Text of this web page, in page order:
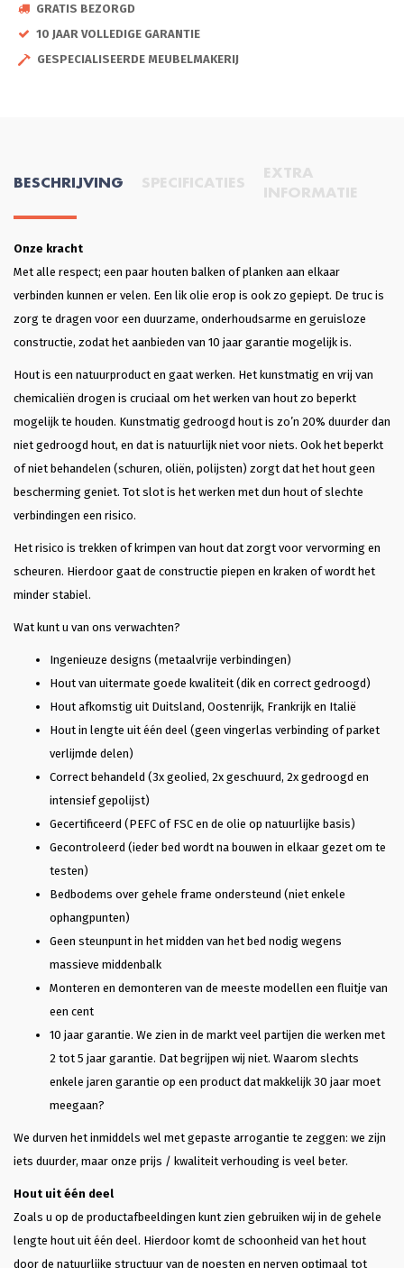
GRATIS BEZORGD
10 JAAR VOLLEDIGE GARANTIE
GESPECIALISEERDE MEUBELMAKERIJ
BESCHRIJVING SPECIFICATIES
EXTRA
INFORMATIE
Onze kracht
Met alle respect; een paar houten balken of planken aan elkaar
verbinden kunnen er velen. Een lik olie erop is ook zo gepiept. De truc is
zorg te dragen voor een duurzame, onderhoudsarme en geruisloze
constructie, zodat het aanbieden van 10 jaar garantie mogelijk is.
Hout is een natuurproduct en gaat werken. Het kunstmatig en vrij van
chemicaliën drogen is cruciaal om het werken van hout zo beperkt
mogelijk te houden. Kunstmatig gedroogd hout is zo’n 20% duurder dan
niet gedroogd hout, en dat is natuurlijk niet voor niets. Ook het beperkt
of niet behandelen (schuren, oliën, polijsten) zorgt dat het hout geen
bescherming geniet. Tot slot is het werken met dun hout of slechte
verbindingen een risico.
Het risico is trekken of krimpen van hout dat zorgt voor vervorming en
scheuren. Hierdoor gaat de constructie piepen en kraken of wordt het
minder stabiel.
Wat kunt u van ons verwachten?
Ingenieuze designs (metaalvrije verbindingen)
Hout van uitermate goede kwaliteit (dik en correct gedroogd)
Hout afkomstig uit Duitsland, Oostenrijk, Frankrijk en Italië
Hout in lengte uit één deel (geen vingerlas verbinding of parket
verlijmde delen)
Correct behandeld (3x geolied, 2x geschuurd, 2x gedroogd en
intensief gepolijst)
Gecertificeerd (PEFC of FSC en de olie op natuurlijke basis)
Gecontroleerd (ieder bed wordt na bouwen in elkaar gezet om te
testen)
Bedbodems over gehele frame ondersteund (niet enkele
ophangpunten)
Geen steunpunt in het midden van het bed nodig wegens
massieve middenbalk
Monteren en demonteren van de meeste modellen een fluitje van
een cent
10 jaar garantie. We zien in de markt veel partijen die werken met
2 tot 5 jaar garantie. Dat begrijpen wij niet. Waarom slechts
enkele jaren garantie op een product dat makkelijk 30 jaar moet
meegaan?
We durven het inmiddels wel met gepaste arrogantie te zeggen: we zijn
iets duurder, maar onze prijs / kwaliteit verhouding is veel beter.
Hout uit één deel
Zoals u op de productafbeeldingen kunt zien gebruiken wij in de gehele
lengte hout uit één deel. Hierdoor komt de schoonheid van het hout
door de natuurlijke structuur van de noesten en nerven optimaal tot